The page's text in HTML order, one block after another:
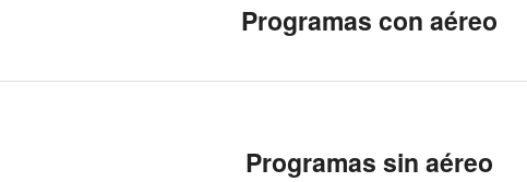
Programas con aéreo
Programas sin aéreo